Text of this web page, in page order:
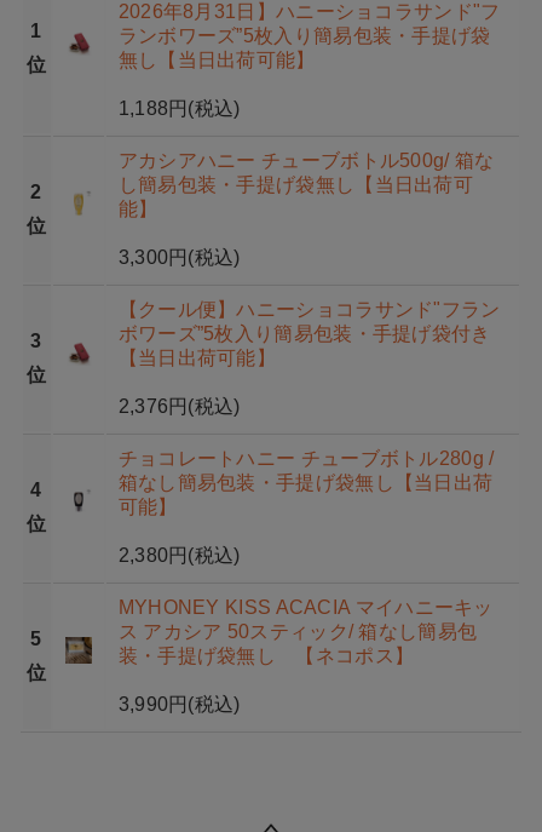
1
位
2026年8月31日】ハニーショコラサンド"フ
ランボワーズ”5枚入り簡易包装・手提げ袋
無し【当日出荷可能】
1,188円 (税込)
2
位
アカシアハニー チューブボトル500g/ 箱な
し簡易包装・手提げ袋無し【当日出荷可
能】
3,300円 (税込)
3
位
【クール便】ハニーショコラサンド"フラン
ボワーズ”5枚入り簡易包装・手提げ袋付き
【当日出荷可能】
2,376円 (税込)
4
位
チョコレートハニー チューブボトル280g /
箱なし簡易包装・手提げ袋無し【当日出荷
可能】
2,380円 (税込)
5
位
MYHONEY KISS ACACIA マイハニーキッ
ス アカシア 50スティック/ 箱なし簡易包
装・手提げ袋無し 【ネコポス】
3,990円 (税込)